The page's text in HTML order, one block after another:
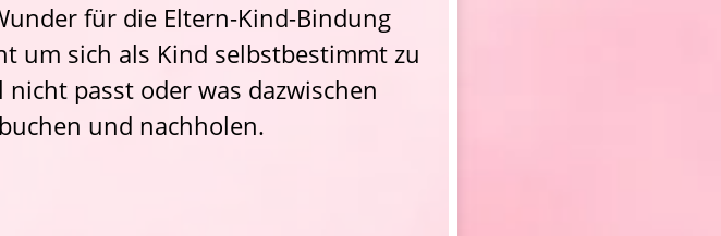
für die Eltern-Kind-Bindung
um sich als Kind selbstbestimmt zu
passt oder was dazwischen
und nachholen.